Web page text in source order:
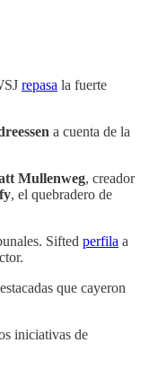
repasa la fuerte
a cuenta de la
Mullenweg, creador
, el quebradero de
Sifted perfila a
que cayeron
iniciativas de